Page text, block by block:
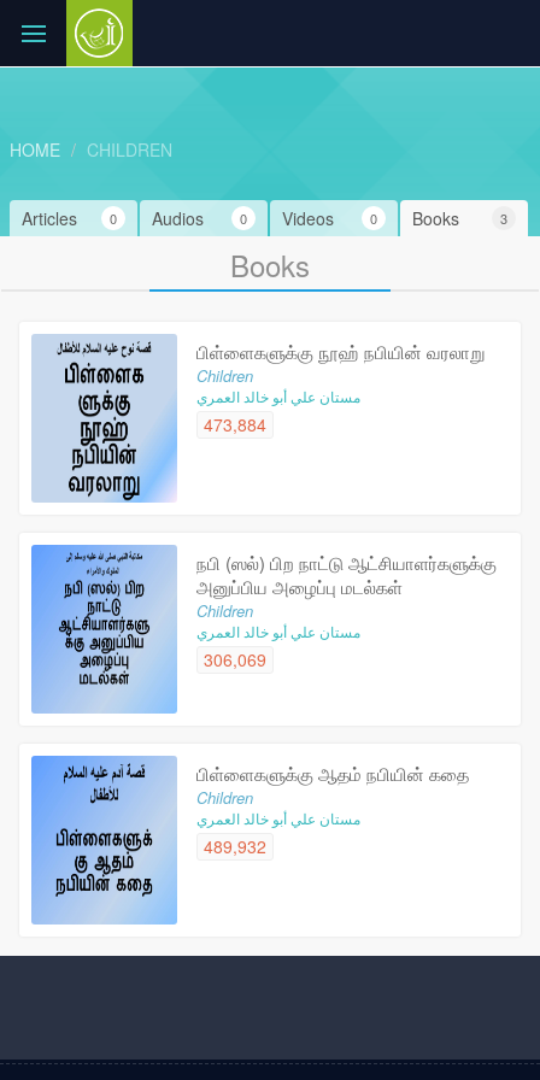
HOME CHILDREN
Books 3
Videos 0
Audios 0
Articles 0
Books
பிள்ளைகளுக்கு நூஹ் நபியின் வரலாறு
Children
مستان علي أبو خالد العمري
473,884
நபி (ஸல்) பிற நாட்டு ஆட்சியாளர்களுக்கு
அனுப்பிய அழைப்பு மடல்கள்
Children
مستان علي أبو خالد العمري
306,069
பிள்ளைகளுக்கு ஆதம் நபியின் கதை
Children
مستان علي أبو خالد العمري
489,932